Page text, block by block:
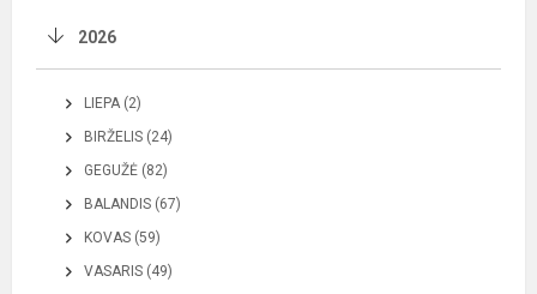
2026
LIEPA (2)
BIRŽELIS (24)
GEGUŽĖ (82)
BALANDIS (67)
KOVAS (59)
VASARIS (49)